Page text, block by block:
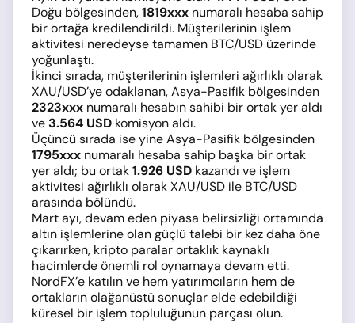
Doğu bölgesinden,1819xxx numaralı hesaba sahip
bir ortağa kredilendirildi. Müşterilerinin işlem
aktivitesi neredeyse tamamen BTC/USD üzerinde
yoğunlaştı.
İkinci sırada, müşterilerinin işlemleri ağırlıklı olarak
XAU/USD’ye odaklanan, Asya-Pasifik bölgesinden
2323xxx numaralı hesabın sahibi bir ortak yer aldı
ve3.564 USD komisyon aldı.
Üçüncü sırada ise yine Asya-Pasifik bölgesinden
1795xxx numaralı hesaba sahip başka bir ortak
yer aldı; bu ortak1.926 USD kazandı ve işlem
aktivitesi ağırlıklı olarak XAU/USD ile BTC/USD
arasında bölündü.
Mart ayı, devam eden piyasa belirsizliği ortamında
altın işlemlerine olan güçlü talebi bir kez daha öne
çıkarırken, kripto paralar ortaklık kaynaklı
hacimlerde önemli rol oynamaya devam etti.
NordFX’e katılın ve hem yatırımcıların hem de
ortakların olağanüstü sonuçlar elde edebildiği
küresel bir işlem topluluğunun parçası olun.